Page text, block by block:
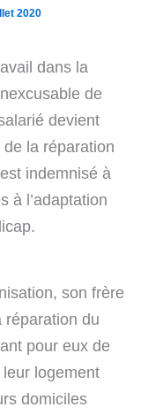
2020
dans la
de
devient
la réparation
indemnisé à
à l’adaptation
son frère
réparation du
pour eux de
logement
domiciles